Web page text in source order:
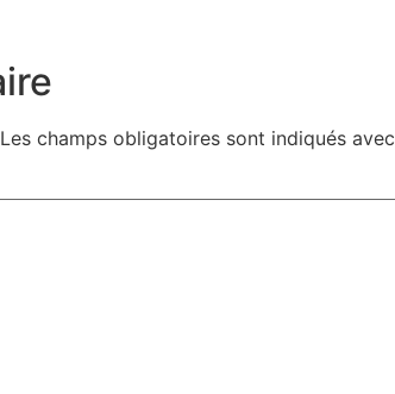
Les champs obligatoires sont indiqués avec